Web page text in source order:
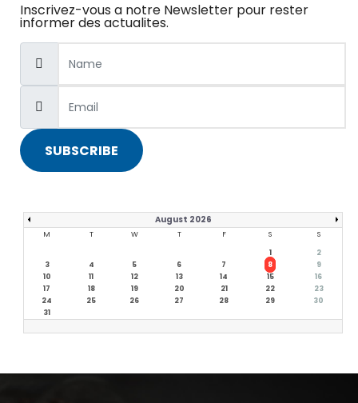
Inscrivez-vous a notre Newsletter pour rester
informer des actualites.
SUBSCRIBE
August 2026
M T W T F S
S
1
2
3
4 5 6 7 8
9
10
11 12 13 14 15
16
17
18 19 20 21 22
23
24
25 26 27 28 29
30
31